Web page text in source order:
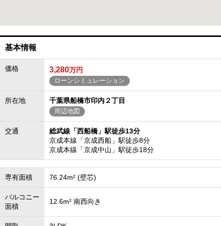
基本情報
価格 3,280万円
ローンシミュレーション
所在地 千葉県船橋市印内２丁目
周辺地図
交通
総武線「西船橋」駅徒歩13分
京成本線「京成西船」駅徒歩8分
京成本線「京成中山」駅徒歩18分
専有面積 76.24m² (壁芯)
バルコニー
面積
12.6m² 南西向き